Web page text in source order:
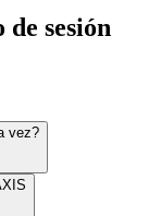
sesión
vez?